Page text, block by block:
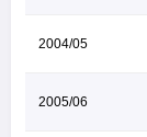
2004/05
2005/06